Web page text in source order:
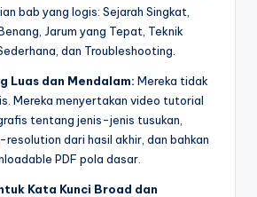
bab yang logis: Sejarah Singkat,
Jarum yang Tepat, Teknik
dan Troubleshooting.
Luas dan Mendalam: Mereka tidak
Mereka menyertakan video tutorial
tentang jenis-jenis tusukan,
dari hasil akhir, dan bahkan
PDF pola dasar.
Kata Kunci Broad dan